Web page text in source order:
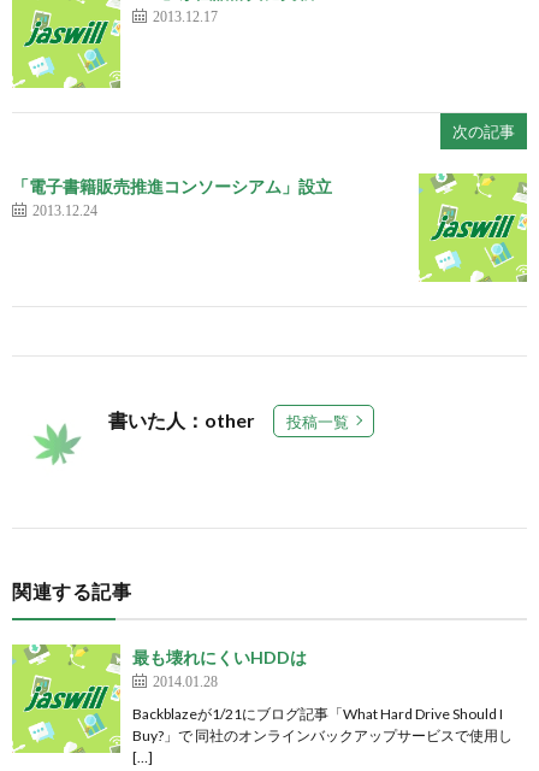
2013.12.17
次の記事
「電子書籍販売推進コンソーシアム」設立
2013.12.24
書いた人：other 投稿一覧
関連する記事
最も壊れにくいHDDは
2014.01.28
Backblazeが1/21にブログ記事「What Hard Drive Should I
Buy?」で 同社のオンラインバックアップサービスで使用し
[…]